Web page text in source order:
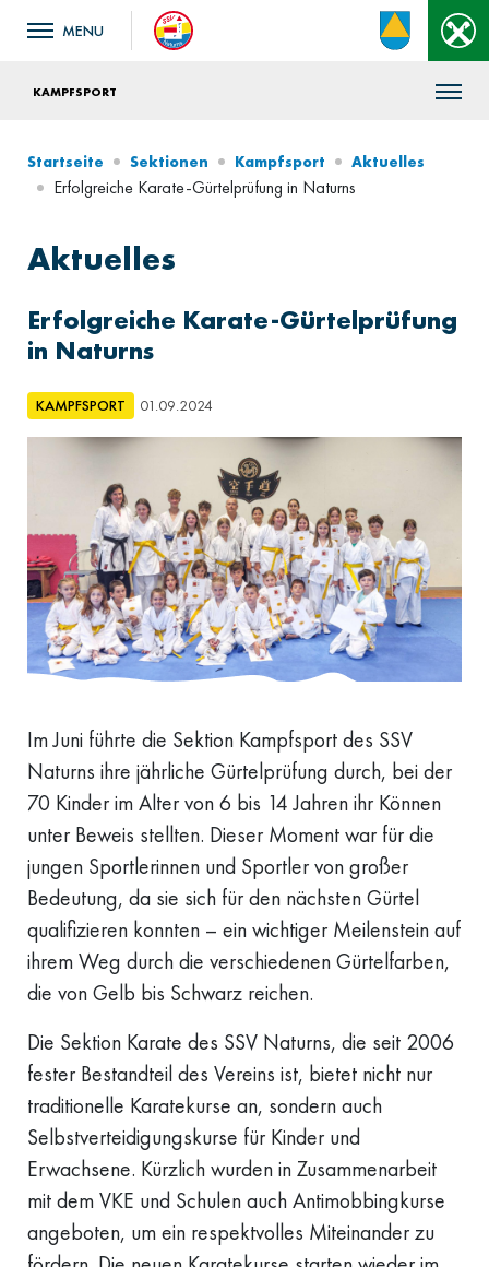
KAMPFSPORT
Startseite Sektionen Kampfsport Aktuelles
Erfolgreiche Karate-Gürtelprüfung in Naturns
Aktuelles
Erfolgreiche Karate-Gürtelprüfung
in Naturns
KAMPFSPORT 01.09.2024
Im Juni führte die Sektion Kampfsport des SSV
Naturns ihre jährliche Gürtelprüfung durch, bei der
70 Kinder im Alter von 6 bis 14 Jahren ihr Können
unter Beweis stellten. Dieser Moment war für die
jungen Sportlerinnen und Sportler von großer
Bedeutung, da sie sich für den nächsten Gürtel
qualifizieren konnten – ein wichtiger Meilenstein auf
ihrem Weg durch die verschiedenen Gürtelfarben,
die von Gelb bis Schwarz reichen.
Die Sektion Karate des SSV Naturns, die seit 2006
fester Bestandteil des Vereins ist, bietet nicht nur
traditionelle Karatekurse an, sondern auch
Selbstverteidigungskurse für Kinder und
Erwachsene. Kürzlich wurden in Zusammenarbeit
mit dem VKE und Schulen auch Antimobbingkurse
angeboten, um ein respektvolles Miteinander zu